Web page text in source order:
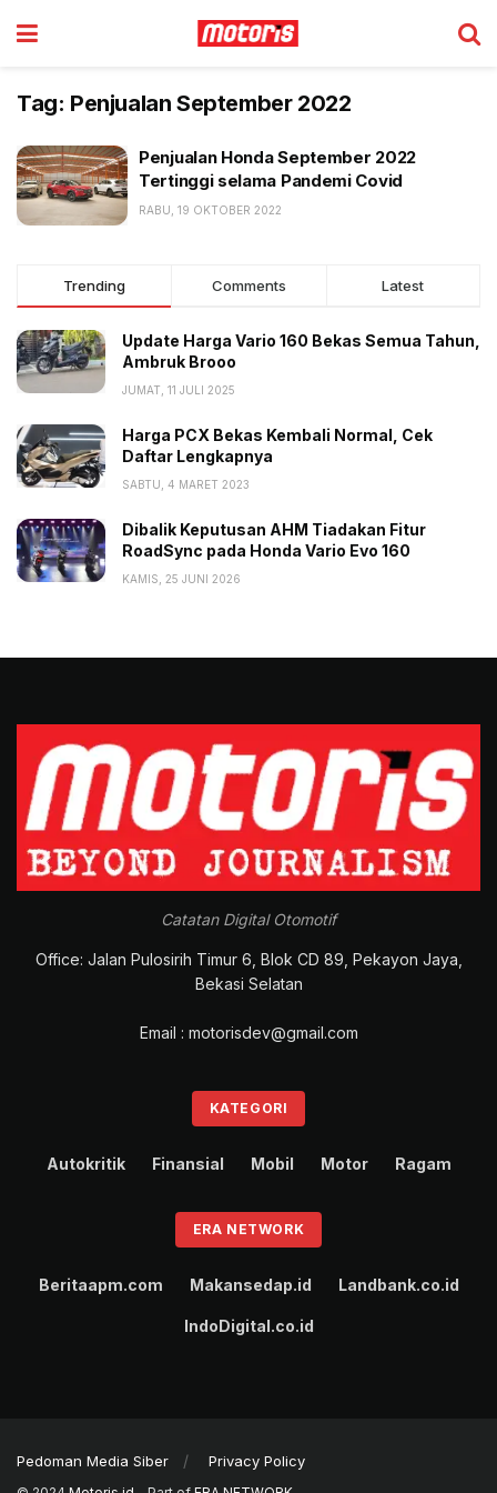
Tag: Penjualan September 2022
Penjualan Honda September 2022
Tertinggi selama Pandemi Covid
RABU, 19 OKTOBER 2022
Trending Comments Latest
Update Harga Vario 160 Bekas Semua Tahun,
Ambruk Brooo
JUMAT, 11 JULI 2025
Harga PCX Bekas Kembali Normal, Cek
Daftar Lengkapnya
SABTU, 4 MARET 2023
Dibalik Keputusan AHM Tiadakan Fitur
RoadSync pada Honda Vario Evo 160
KAMIS, 25 JUNI 2026
Catatan Digital Otomotif
Office: Jalan Pulosirih Timur 6, Blok CD 89, Pekayon Jaya,
Bekasi Selatan
Email : motorisdev@gmail.com
KATEGORI
Autokritik Finansial Mobil Motor Ragam
ERA NETWORK
Beritaapm.com Makansedap.id Landbank.co.id
IndoDigital.co.id
Pedoman Media Siber Privacy Policy